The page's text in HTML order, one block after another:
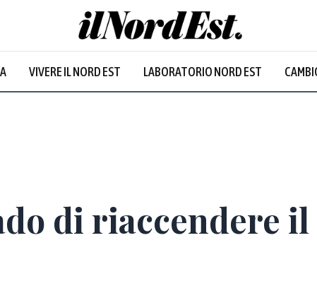
VIVERE IL NORD EST LABORATORIO NORD EST
di riaccendere